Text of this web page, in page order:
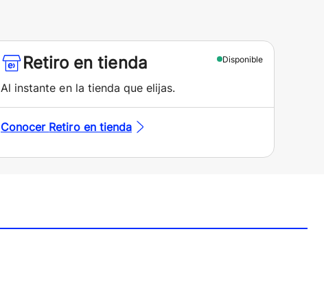
Disponible
Retiro en tienda
Al instante en la tienda que elijas.
Conocer Retiro en tienda